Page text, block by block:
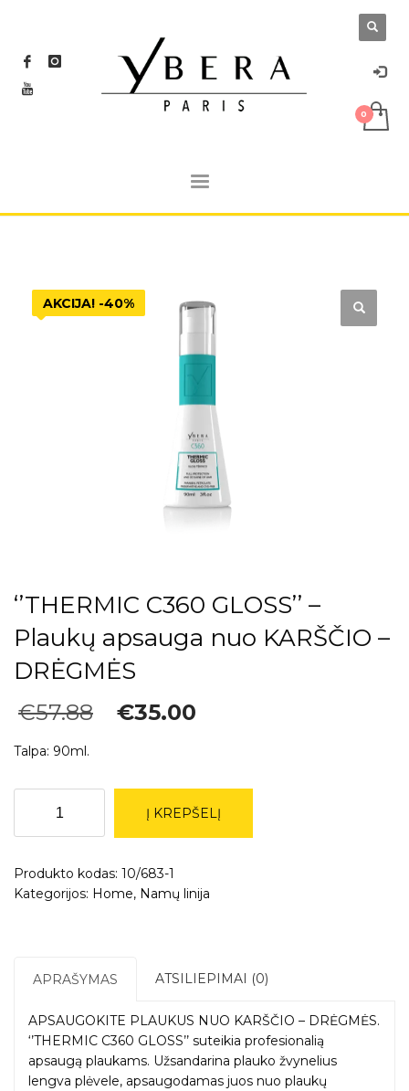
AKCIJA! -40%
‘’THERMIC C360 GLOSS’’ –
Plaukų apsauga nuo KARŠČIO –
DRĖGMĖS
€57.88 Original
€35.00
Talpa: 90ml.
‘’THERMIC
GLOSS’’
-
KARŠČIO
DRĖGMĖS
Į KREPŠELĮ
Produkto kodas: 10/683-1
Kategorijos: Home, Namų linija
APRAŠYMAS ATSILIEPIMAI (0)
APSAUGOKITE PLAUKUS NUO KARŠČIO – DRĖGMĖS.
‘’THERMIC C360 GLOSS’’ suteikia profesionalią
apsaugą plaukams. Užsandarina plauko žvynelius
lengva plėvele, apsaugodamas juos nuo plaukų